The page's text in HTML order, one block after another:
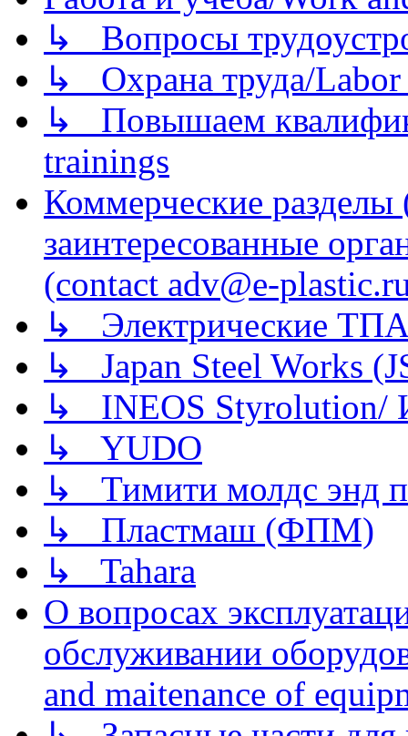
↳ Вопросы
↳ Охрана труда/Labor
↳ Повышаем
trainings
Коммерческие
заинтересованные
(contact adv@e-
↳ Электрические
↳ Japan Steel Works
↳ INEOS
↳ YUDO
↳ Тимити молдс энд
↳ Пластмаш (ФПМ)
↳ Tahara
О вопросах
обслуживании
and maitenance of